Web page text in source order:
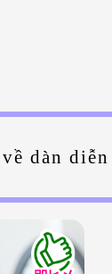
dàn diễn